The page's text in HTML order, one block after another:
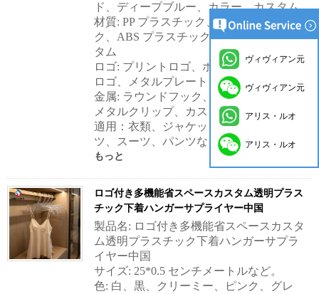
ド、ディープブルー、カラー、カスタム
材質: PP プラスチック、PS プラスチッ
ク、ABS プラスチック、アクリル、カス
タム
ロゴ: プリントロゴ、ホットスタンピング
ロゴ、メタルプレートロゴ、カスタム
金属: ラウンドフック、スクエアフック、
メタルクリップ、カスタム
適用：衣類、ジャケット、コート、シャ
ツ、スーツ、パンツなど。
もっと
ロゴ付き多機能省スペースカスタム透明プラス
チック下着ハンガーサプライヤー中国
製品名: ロゴ付き多機能省スペースカスタ
ム透明プラスチック下着ハンガーサプラ
イヤー中国
サイズ: 25*0.5 センチメートルなど。
色: 白、黒、クリーミー、ピンク、グレ
ヴィヴィアン元
ヴィヴィアン元
アリス・ルオ
アリス・ルオ